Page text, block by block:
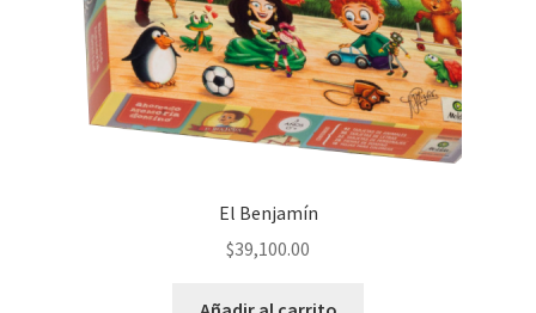
El Benjamín
$39,100.00